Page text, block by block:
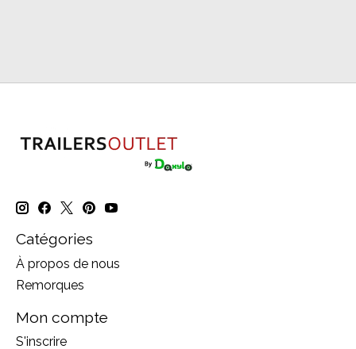
Catégories
À propos de nous
Remorques
Mon compte
S'inscrire